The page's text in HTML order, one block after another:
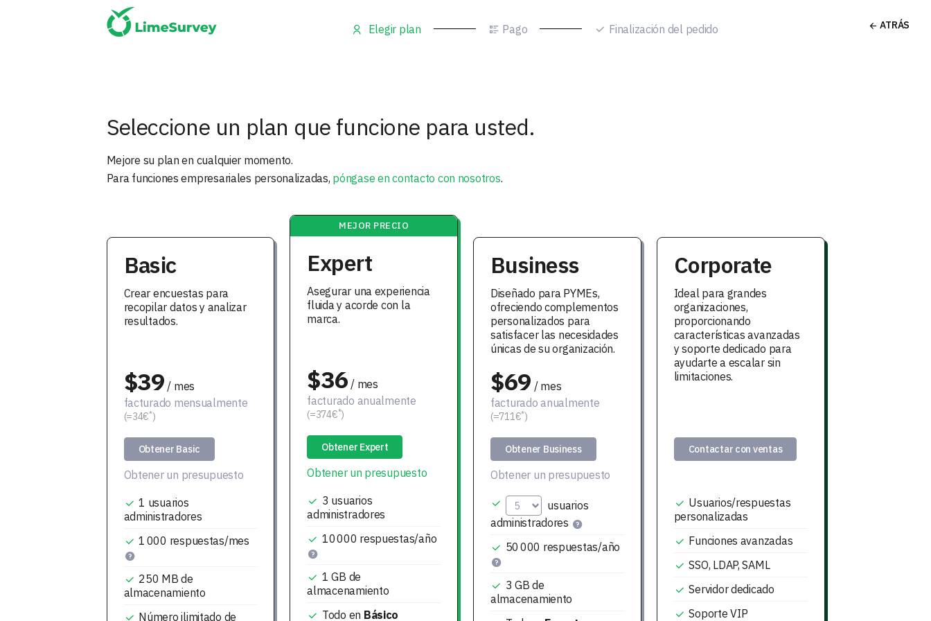
Elegir plan Pago Finalización del pedido ATRÁS
Elegir
plan
Seleccione un plan que funcione para usted.
Mejore su plan en cualquier momento.
Para funciones empresariales personalizadas, póngase en contacto con nosotros.
Basic
Crear encuestas para
recopilar datos y analizar
resultados.
$39 / mes
facturado mensualmente
(=34€*)
Obtener Basic
Obtener un presupuesto
1 usuarios
administradores
1 000 respuestas/mes
250 MB de
almacenamiento
Número ilimitado de
MEJOR PRECIO
Expert
Asegurar una experiencia
fluida y acorde con la
marca.
$36 / mes
facturado anualmente
(=374€*)
Obtener Expert
Obtener un presupuesto
3 usuarios
administradores
10 000 respuestas/año
1 GB de
almacenamiento
Todo en Básico
Business
Diseñado para PYMEs,
ofreciendo complementos
personalizados para
satisfacer las necesidades
únicas de su organización.
$69 / mes
facturado anualmente
(=711€*)
Obtener Business
Obtener un presupuesto
usuarios
administradores
50 000 respuestas/año
3 GB de
almacenamiento
Corporate
Ideal para grandes
organizaciones,
proporcionando
características avanzadas
y soporte dedicado para
ayudarte a escalar sin
limitaciones.
Contactar con ventas
Usuarios/respuestas
personalizadas
Funciones avanzadas
SSO, LDAP, SAML
Servidor dedicado
Soporte VIP